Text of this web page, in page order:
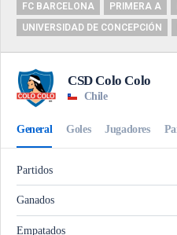
FC BARCELONA
PRIMERA A
UNIVERSIDAD DE CONCEPCIÓN